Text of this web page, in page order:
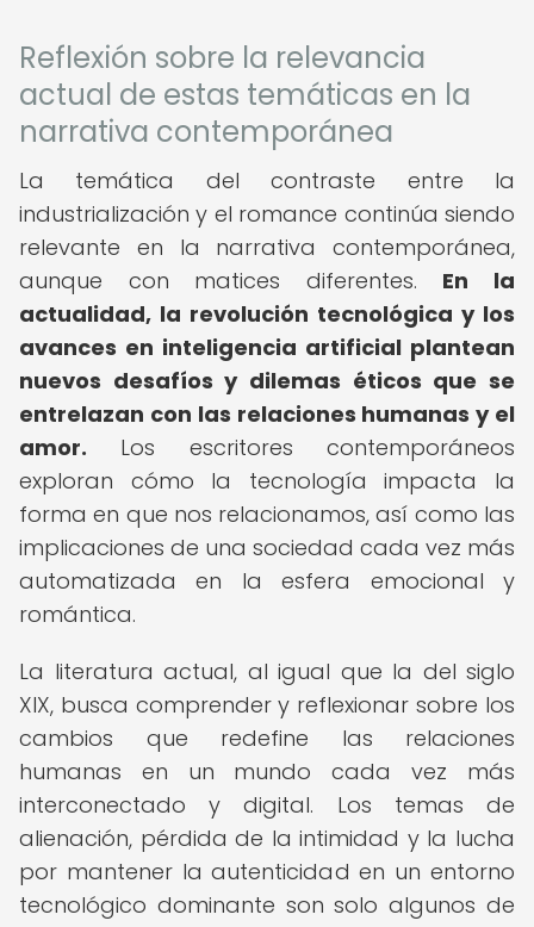
Reflexión sobre la relevancia
actual de estas temáticas en la
narrativa contemporánea
La temática del contraste entre la
industrialización y el romance continúa siendo
relevante en la narrativa contemporánea,
aunque con matices diferentes. En la
actualidad, la revolución tecnológica y los
avances en inteligencia artificial plantean
nuevos desafíos y dilemas éticos que se
entrelazan con las relaciones humanas y el
amor. Los escritores contemporáneos
exploran cómo la tecnología impacta la
forma en que nos relacionamos, así como las
implicaciones de una sociedad cada vez más
automatizada en la esfera emocional y
romántica.
La literatura actual, al igual que la del siglo
XIX, busca comprender y reflexionar sobre los
cambios que redefine las relaciones
humanas en un mundo cada vez más
interconectado y digital. Los temas de
alienación, pérdida de la intimidad y la lucha
por mantener la autenticidad en un entorno
tecnológico dominante son solo algunos de